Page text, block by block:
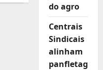
do agro
Centrais
Sindicais
alinham
panfletag